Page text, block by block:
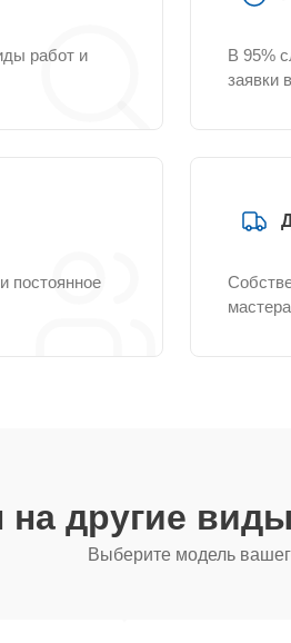
работ и
В 95%
заявки
постоянное
другие
Выберите модель